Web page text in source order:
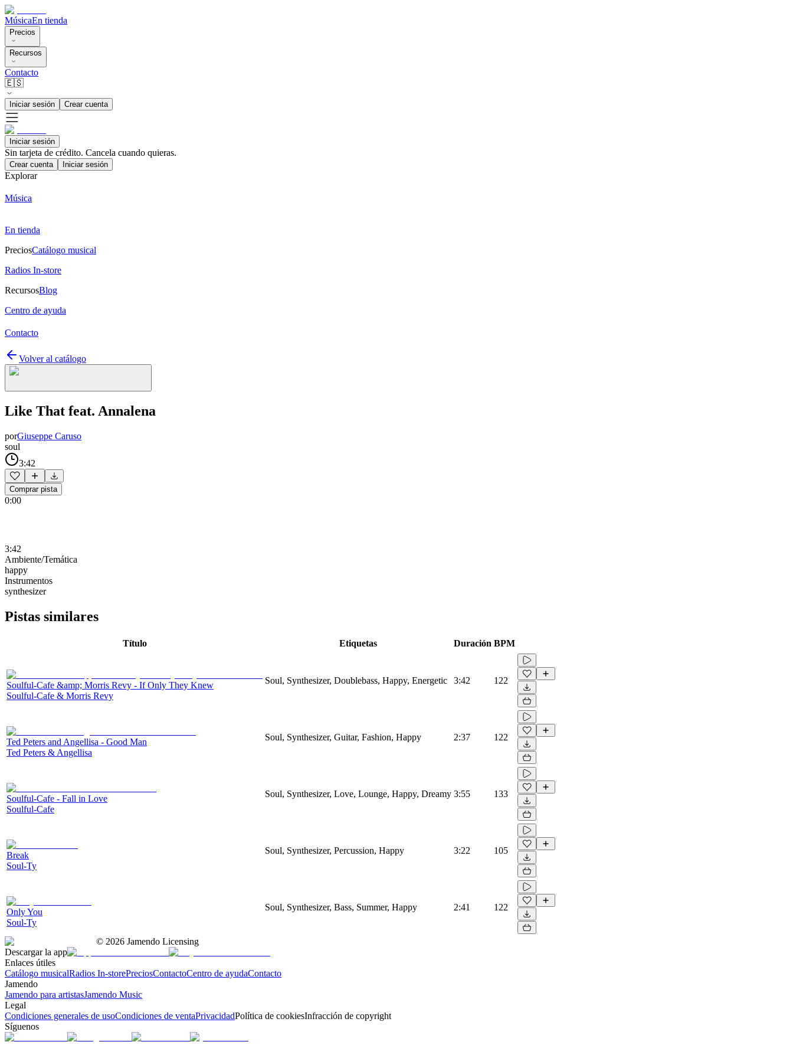
MúsicaEn tienda
Precios
Recursos
Contacto
🇪🇸
Iniciar sesión Crear cuenta
Iniciar sesión
Sin tarjeta de crédito. Cancela cuando quieras.
Crear cuenta Iniciar sesión
Explorar
Música
En tienda
PreciosCatálogo musical
Radios In-store
RecursosBlog
Centro de ayuda
Contacto
Volver al catálogo
Like That feat. Annalena
porGiuseppe Caruso
soul
3:42
Comprar pista
0:00
3:42
Ambiente/Temática
happy
Instrumentos
synthesizer
Pistas similares
Título Etiquetas Duración BPM
Soulful-Cafe &amp; Morris Revy - If Only They Knew
Soulful-Cafe & Morris Revy
Soul, Synthesizer, Doublebass, Happy, Energetic 3:42 122
Ted Peters and Angellisa - Good Man
Ted Peters & Angellisa
Soul, Synthesizer, Guitar, Fashion, Happy 2:37 122
Soulful-Cafe - Fall in Love
Soulful-Cafe
Soul, Synthesizer, Love, Lounge, Happy, Dreamy 3:55 133
Break
Soul-Ty
Soul, Synthesizer, Percussion, Happy 3:22 105
Only You
Soul-Ty
Soul, Synthesizer, Bass, Summer, Happy 2:41 122
© 2026 Jamendo Licensing
Descargar la app
Enlaces útiles
Catálogo musicalRadios In-storePreciosContactoCentro de ayudaContacto
Jamendo
Jamendo para artistasJamendo Music
Legal
Condiciones generales de usoCondiciones de ventaPrivacidadPolítica de cookiesInfracción de copyright
Síguenos